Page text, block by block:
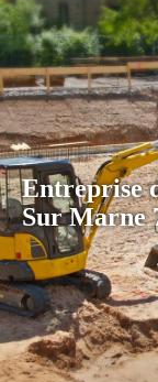
Entreprise
Sur Marne